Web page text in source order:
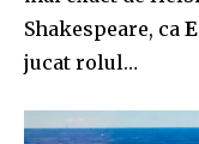
Shakespeare, ca
jucat rolul…